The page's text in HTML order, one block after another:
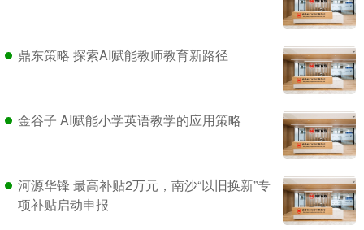
鼎东策略 探索AI赋能教师教育新路径
金谷子 AI赋能小学英语教学的应用策略
河源华锋 最高补贴2万元，南沙“以旧换新”专
项补贴启动申报